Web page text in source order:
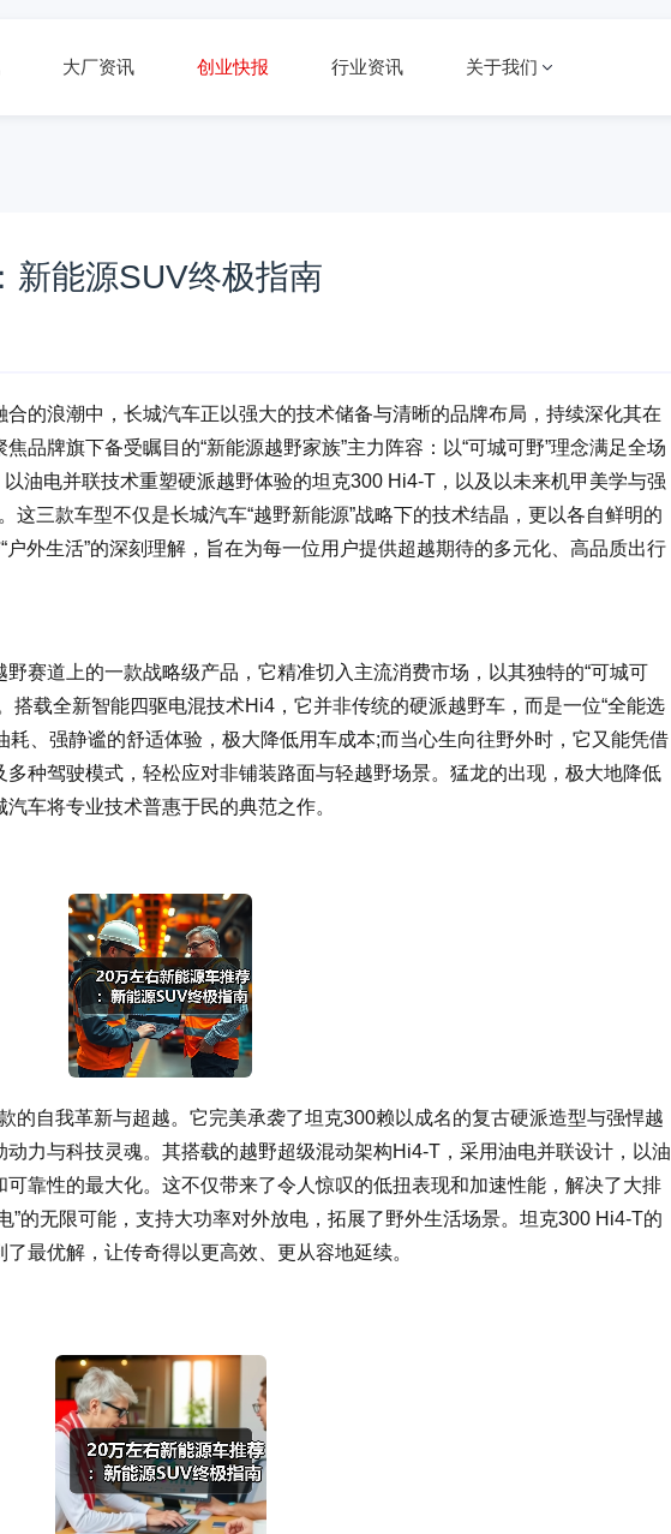
大厂资讯 创业快报 行业资讯 关于我们
新能源SUV终极指南
的浪潮中，长城汽车正以强大的技术储备与清晰的品牌布局，持续深化其在
品牌旗下备受瞩目的“新能源越野家族”主力阵容：以“可城可野”理念满足全场
油电并联技术重塑硬派越野体验的坦克300 Hi4-T，以及以未来机甲美学与强
这三款车型不仅是长城汽车“越野新能源”战略下的技术结晶，更以各自鲜明的
户外生活”的深刻理解，旨在为每一位用户提供超越期待的多元化、高品质出行
赛道上的一款战略级产品，它精准切入主流消费市场，以其独特的“可城可
搭载全新智能四驱电混技术Hi4，它并非传统的硬派越野车，而是一位“全能选
耗、强静谧的舒适体验，极大降低用车成本;而当心生向往野外时，它又能凭借
种驾驶模式，轻松应对非铺装路面与轻越野场景。猛龙的出现，极大地降低
车将专业技术普惠于民的典范之作。
的自我革新与超越。它完美承袭了坦克300赖以成名的复古硬派造型与强悍越
力与科技灵魂。其搭载的越野超级混动架构Hi4-T，采用油电并联设计，以油
靠性的最大化。这不仅带来了令人惊叹的低扭表现和加速性能，解决了大排
”的无限可能，支持大功率对外放电，拓展了野外生活场景。坦克300 Hi4-T的
最优解，让传奇得以更高效、更从容地延续。